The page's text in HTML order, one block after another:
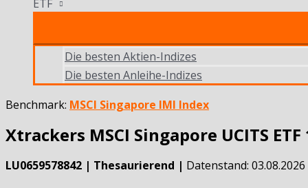
ETF
Die besten Aktien-Indizes
Die besten Anleihe-Indizes
Benchmark: MSCI Singapore IMI Index
Xtrackers MSCI Singapore UCITS ETF
LU0659578842 | Thesaurierend | Datenstand: 03.08.2026